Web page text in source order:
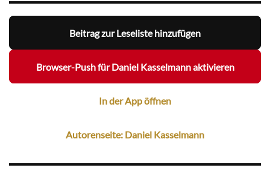
Beitrag zur Leseliste hinzufügen
Browser-Push für Daniel Kasselmann aktivieren
In der App öffnen
Autorenseite: Daniel Kasselmann